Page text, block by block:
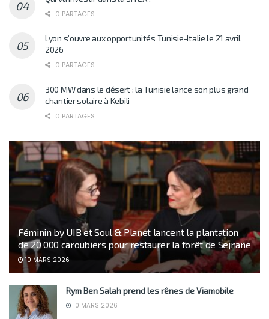
0 PARTAGES
Lyon s’ouvre aux opportunités Tunisie-Italie le 21 avril
2026
0 PARTAGES
300 MW dans le désert : la Tunisie lance son plus grand
chantier solaire à Kebili
0 PARTAGES
Féminin by UIB et Soul & Planet lancent la plantation
de 20 000 caroubiers pour restaurer la forêt de Sejnane
10 MARS 2026
Rym Ben Salah prend les rênes de Viamobile
10 MARS 2026